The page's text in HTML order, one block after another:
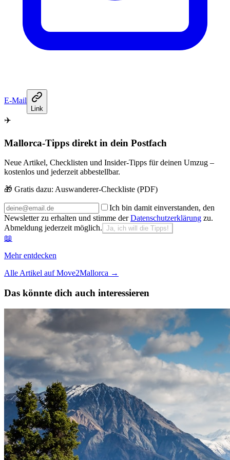
E-Mail
Link
✈️
Mallorca-Tipps direkt in dein Postfach
Neue Artikel, Checklisten und Insider-Tipps für deinen Umzug –
kostenlos und jederzeit abbestellbar.
🎁 Gratis dazu: Auswanderer-Checkliste (PDF)
Ich bin damit einverstanden, den
Newsletter zu erhalten und stimme der Datenschutzerklärung zu.
Abmeldung jederzeit möglich. Ja, ich will die Tipps!
📖
Mehr entdecken
Alle Artikel auf Move2Mallorca →
Das könnte dich auch interessieren